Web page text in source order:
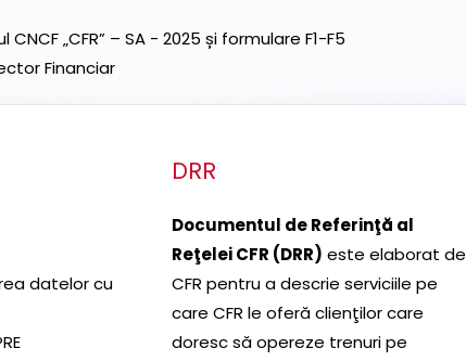
„CFR” – SA - 2025 și formulare F1-F5
Financiar
datelor cu
DRR
Documentul de Referinţă al
Reţelei CFR (DRR) este elaborat de
CFR pentru a descrie serviciile pe
care CFR le oferă clienţilor care
doresc să opereze trenuri pe